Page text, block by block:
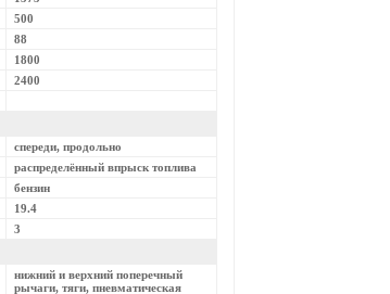
500
88
1800
2400
спереди, продольно
распределённый впрыск топлива
бензин
19.4
3
нижний и верхний поперечный
рычаги, тяги, пневматическая